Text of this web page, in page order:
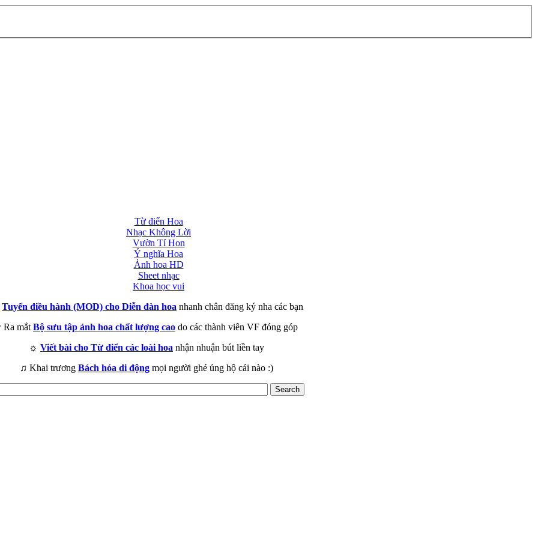
Từ điển Hoa
Nhạc Không Lời
Vườn Tí Hon
Ý nghĩa Hoa
Ảnh hoa HD
Sheet nhạc
Khoa học vui
Tuyển điều hành (MOD) cho Diễn đàn hoa nhanh chân đăng ký nha các bạn
Ra mắt Bộ sưu tập ảnh hoa chất lượng cao do các thành viên VF đóng góp
☼ Viết bài cho Từ điển các loài hoa nhận nhuận bút liền tay
♫ Khai trương Bách hóa di động mọi người ghé ủng hộ cái nào :)